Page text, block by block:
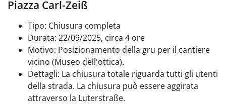
Piazza Carl-Zeiß
Tipo: Chiusura completa
Durata: 22/09/2025, circa 4 ore
Motivo: Posizionamento della gru per il cantiere
vicino (Museo dell'ottica).
Dettagli: La chiusura totale riguarda tutti gli utenti
della strada. La chiusura può essere aggirata
attraverso la Luterstraße.